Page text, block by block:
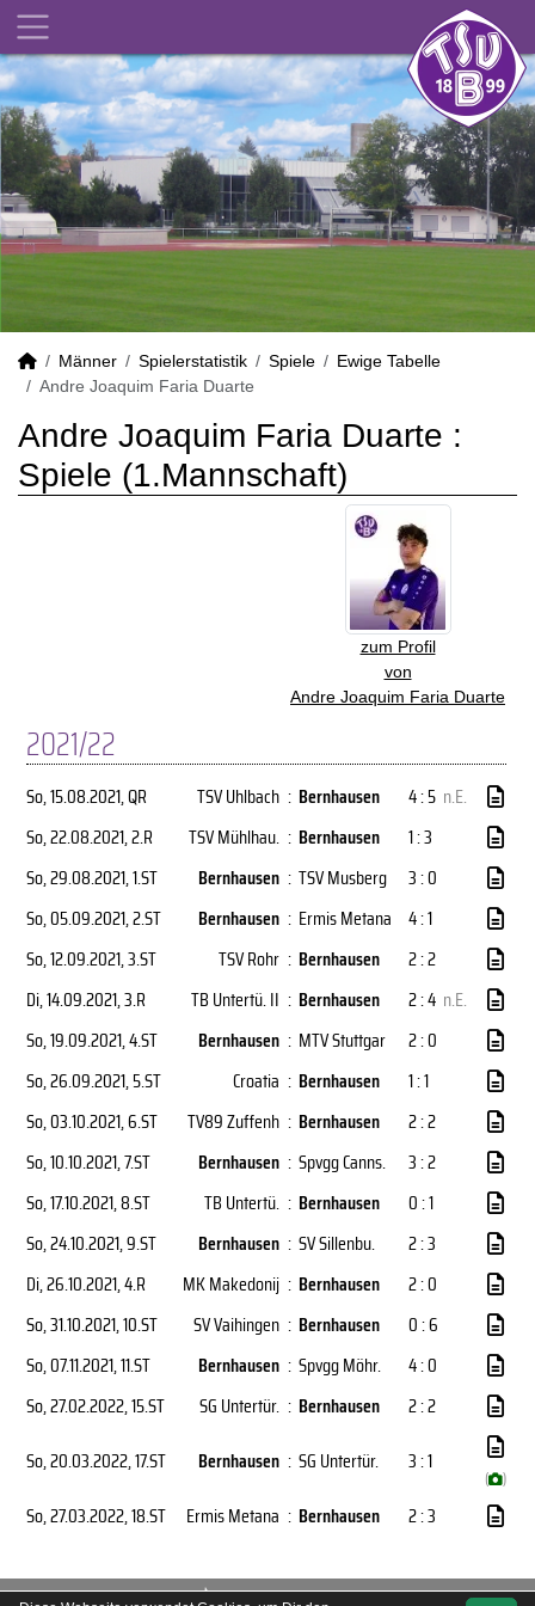
Männer Spielerstatistik Spiele
Ewige Tabelle
Andre Joaquim Faria Duarte
Andre Joaquim Faria Duarte :
Spiele (1.Mannschaft)
zum Profil
von
Andre Joaquim Faria Duarte
2021/22
So, 15.08.2021, QR TSV Uhlbach : Bernhausen 4 : 5 n.E.
So, 22.08.2021, 2.R TSV Mühlhau. : Bernhausen
1 : 3
So, 29.08.2021, 1.ST Bernhausen : TSV Musberg
3 : 0
So, 05.09.2021, 2.ST Bernhausen : Ermis Metana 4 : 1
So, 12.09.2021, 3.ST TSV Rohr : Bernhausen
2 : 2
Di, 14.09.2021, 3.R TB Untertü. II : Bernhausen 2 : 4 n.E.
So, 19.09.2021, 4.ST Bernhausen : MTV Stuttgar
2 : 0
So, 26.09.2021, 5.ST Croatia : Bernhausen
1 : 1
So, 03.10.2021, 6.ST TV89 Zuffenh : Bernhausen
2 : 2
So, 10.10.2021, 7.ST Bernhausen : Spvgg Canns.
3 : 2
So, 17.10.2021, 8.ST TB Untertü. : Bernhausen
0 : 1
So, 24.10.2021, 9.ST Bernhausen : SV Sillenbu.
2 : 3
Di, 26.10.2021, 4.R MK Makedonij : Bernhausen
2 : 0
So, 31.10.2021, 10.ST SV Vaihingen : Bernhausen
0 : 6
So, 07.11.2021, 11.ST Bernhausen : Spvgg Möhr.
4 : 0
So, 27.02.2022, 15.ST SG Untertür. : Bernhausen
2 : 2
So, 20.03.2022, 17.ST Bernhausen : SG Untertür. 3 : 1
( )
So, 27.03.2022, 18.ST Ermis Metana : Bernhausen 2 : 3
soccero.de